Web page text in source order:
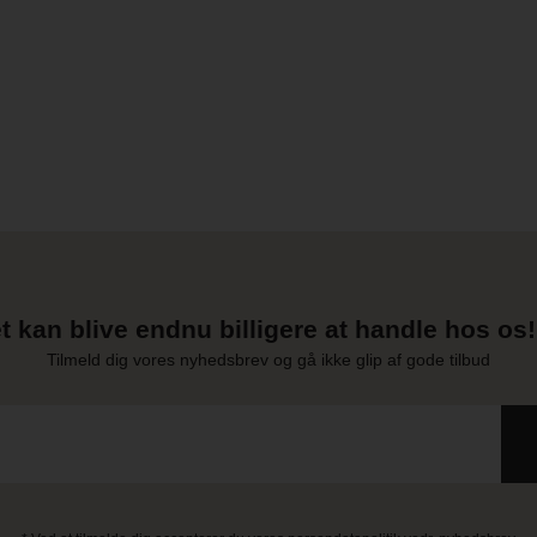
kan blive endnu billigere at handle hos
Tilmeld dig vores nyhedsbrev og gå ikke glip af gode tilbud